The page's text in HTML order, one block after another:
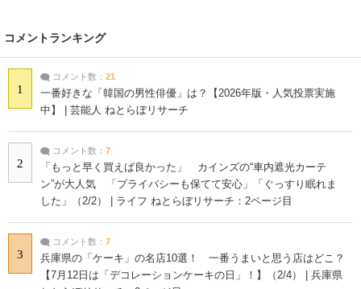
コメントランキング
1
コメント数： 21
一番好きな「韓国の男性俳優」は？【2026年版・人気投票実施
中】 | 芸能人 ねとらぼリサーチ
2
コメント数： 7
「もっと早く買えば良かった」 カインズの“車内遮光カーテ
ン”が大人気 「プライバシーも保てて安心」「ぐっすり眠れま
した」（2/2） | ライフ ねとらぼリサーチ：2ページ目
3
コメント数： 7
兵庫県の「ケーキ」の名店10選！ 一番うまいと思う店はどこ？
【7月12日は「デコレーションケーキの日」！】（2/4） | 兵庫県